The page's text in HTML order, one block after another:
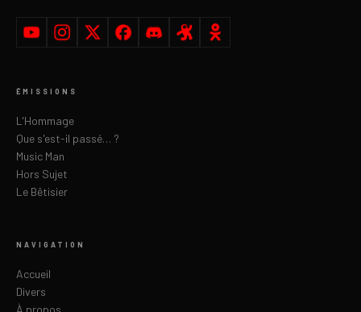
ÉMISSIONS
L'Hommage
Que s'est-il passé… ?
Music Man
Hors Sujet
Le Bêtisier
NAVIGATION
Accueil
Divers
À propos